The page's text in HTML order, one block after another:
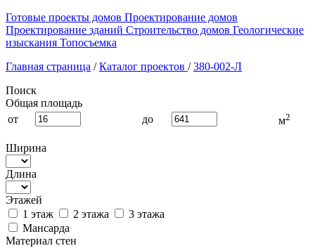
Готовые проекты домов Проектирование домов
Проектирование зданий Строительство домов Геологические
изыскания Топосъемка
Главная страница / Каталог проектов / 380-002-Л
Поиск
Общая площадь
от
до м2
Ширина
Длина
Этажей
1 этаж
2 этажа
3 этажа
Мансарда
Материал стен